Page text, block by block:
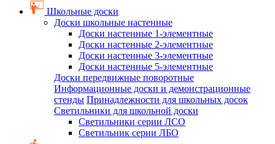
Школьные доски
Доски школьные настенные
Доски настенные 1-элементные
Доски настенные 2-элементные
Доски настенные 3-элементные
Доски настенные 5-элементные
Доски передвижные поворотные
Информационные доски и демонстрационные
стенды Принадлежности для школьных досок
Светильники для школьной доски
Светильники серии ЛСО
Светильник серии ЛБО